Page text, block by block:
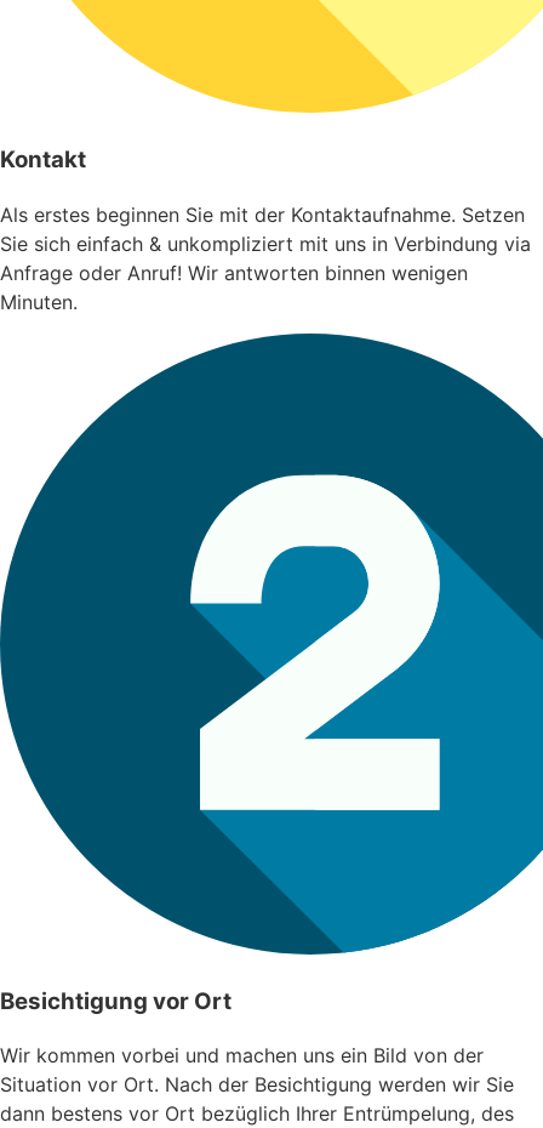
Kontakt
Als erstes beginnen Sie mit der Kontaktaufnahme. Setzen
Sie sich einfach & unkompliziert mit uns in Verbindung via
Anfrage oder Anruf! Wir antworten binnen wenigen
Minuten.
Besichtigung vor Ort
Wir kommen vorbei und machen uns ein Bild von der
Situation vor Ort. Nach der Besichtigung werden wir Sie
dann bestens vor Ort bezüglich Ihrer Entrümpelung, des